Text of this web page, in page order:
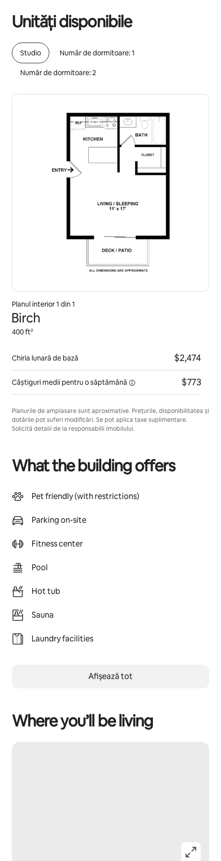
Unități disponibile
Studio Număr de dormitoare: 1
Număr de dormitoare: 2
Planul interior 1 din 1
Birch
400 ft²
Chiria lunară de bază $2,474
Câștiguri medii pentru o săptămână $773
Planurile de amplasare sunt aproximative. Prețurile, disponibilitatea și
dotările pot suferi modificări. Se pot aplica taxe suplimentare.
Solicită detalii de la responsabilii imobilului.
What the building offers
Pet friendly (with restrictions)
Parking on-site
Fitness center
Pool
Hot tub
Sauna
Laundry facilities
Afișează tot
Where you’ll be living